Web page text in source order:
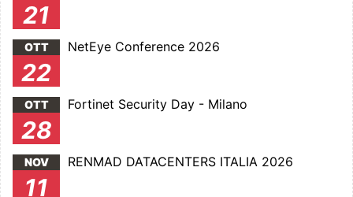
21
OTT
22
NetEye Conference 2026
OTT
28
Fortinet Security Day - Milano
NOV
11
RENMAD DATACENTERS ITALIA 2026